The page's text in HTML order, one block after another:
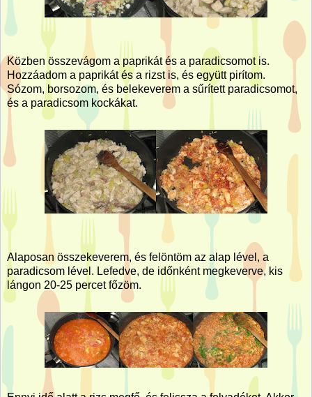
Közben összevágom a paprikát és a paradicsomot is.
Hozzáadom a paprikát és a rizst is, és együtt pirítom.
Sózom, borsozom, és belekeverem a sűrített paradicsomot,
és a paradicsom kockákat.
Alaposan összekeverem, és felöntöm az alap lével, a
paradicsom lével. Lefedve, de időnként megkeverve, kis
lángon 20-25 percet főzöm.